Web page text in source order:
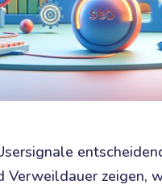
zeigen,